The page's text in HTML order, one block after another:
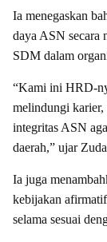
Ia menegaskan
daya ASN secara
SDM dalam
“Kami ini HRD-
melindungi karier,
integritas ASN
daerah,” ujar
Ia juga
kebijakan
selama sesuai